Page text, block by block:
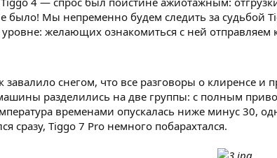
было! Мы непременно будем следить за судьбой
желающих ознакомиться с ней отправляем
завалило снегом, что все разговоры о клиренсе
разделились на две группы: с полным
временами опускалась ниже минус 30,
сразу, Tiggo 7 Pro немного побарахтался.